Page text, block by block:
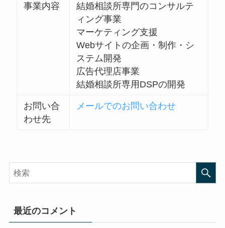
事業内容
結婚相談所専門のコンサルテ
ィング事業
マーケティング支援
Webサイトの企画・制作・シ
ステム開発
広告代理店事業
結婚相談所専用DSPの開発
お問い合
わせ先
メールでのお問い合わせ
最近のコメント